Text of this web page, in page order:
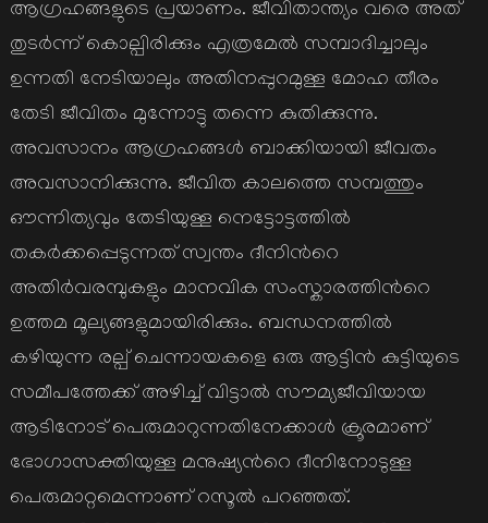
ആഗ്രഹങ്ങളുടെ പ്രയാണം. ജീവിതാന്ത്യം വരെ അത്
തുടര്‍ന്ന് കൊല്പിരിക്കും എത്രമേല്‍ സമ്പാദിച്ചാലും
ഉന്നതി നേടിയാലും അതിനപ്പുറമുള്ള മോഹ തീരം
തേടി ജീവിതം മുന്നോട്ടു തന്നെ കുതിക്കുന്നു.
അവസാനം ആഗ്രഹങ്ങള്‍ ബാക്കിയായി ജീവതം
അവസാനിക്കുന്നു. ജീവിത കാലത്തെ സമ്പത്തും
ഔന്നിത്യവും തേടിയുള്ള നെട്ടോട്ടത്തില്‍
തകര്‍ക്കപ്പെടുന്നത് സ്വന്തം ദീനിന്‍റെ
അതിര്‍വരമ്പുകളും മാനവിക സംസ്കാരത്തിന്‍റെ
ഉത്തമ മൂല്യങ്ങളുമായിരിക്കും. ബന്ധനത്തില്‍
കഴിയുന്ന രല്പ് ചെന്നായകളെ ഒരു ആട്ടിന്‍ കുട്ടിയുടെ
സമീപത്തേക്ക് അഴിച്ച് വിട്ടാല്‍ സൗമ്യജീവിയായ
ആടിനോട് പെരുമാറുന്നതിനേക്കാള്‍ ക്രൂരമാണ്
ഭോഗാസക്തിയുള്ള മനുഷ്യന്‍റെ ദീനിനോടുള്ള
പെരുമാറ്റമെന്നാണ് റസൂല്‍ പറഞ്ഞത്.